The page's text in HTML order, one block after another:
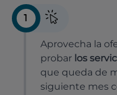
1
Aprovecha la
probar los
que queda de
siguiente mes